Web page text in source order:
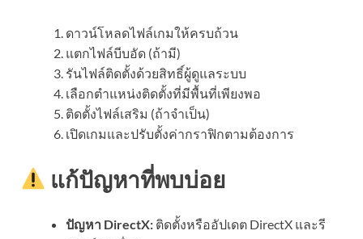
ดาวน์โหลดไฟล์เกมให้ครบถ้วน
แตกไฟล์บีบอัด (ถ้ามี)
รันไฟล์ติดตั้งด้วยสิทธิ์ผู้ดูแลระบบ
เลือกตำแหน่งติดตั้งที่มีพื้นที่เพียงพอ
ติดตั้งไฟล์เสริม (ถ้าจำเป็น)
เปิดเกมและปรับตั้งค่ากราฟิกตามต้องการ
แก้ปัญหาที่พบบ่อย
ปัญหา DirectX: ติดตั้งหรืออัปเดต DirectX และรี